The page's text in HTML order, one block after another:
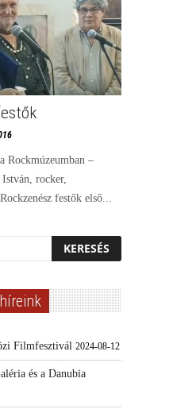
Rockmúzeumban –
rocker,
festők első...
Filmfesztivál 2024-08-12
és a Danubia